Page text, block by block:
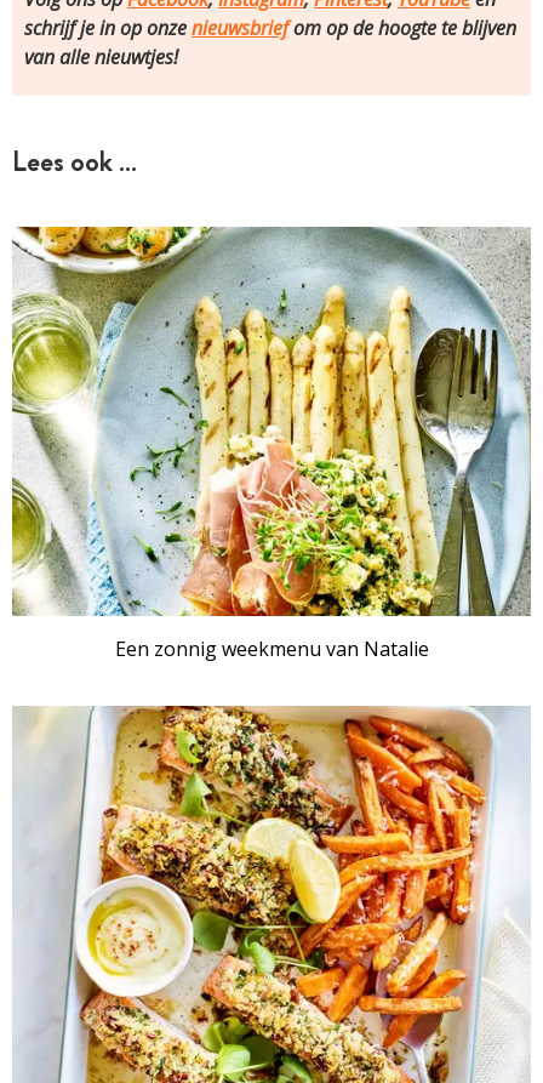
schrijf je in op onzenieuwsbriefom op de hoogte te blijven
van alle nieuwtjes!
Lees ook …
Een zonnig weekmenu van Natalie